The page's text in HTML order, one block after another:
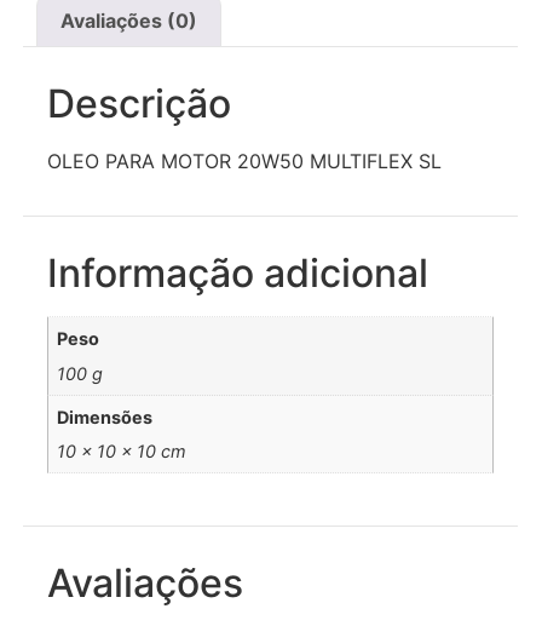
Avaliações (0)
Descrição
OLEO PARA MOTOR 20W50 MULTIFLEX SL
Informação adicional
Peso
100 g
Dimensões
10 × 10 × 10 cm
Avaliações